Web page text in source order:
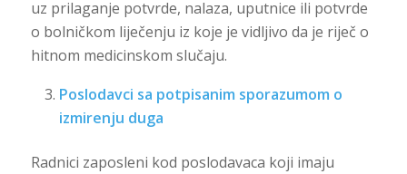
uz prilaganje potvrde, nalaza, uputnice ili potvrde
o bolničkom liječenju iz koje je vidljivo da je riječ o
hitnom medicinskom slučaju.
Poslodavci sa potpisanim sporazumom o
izmirenju duga
Radnici zaposleni kod poslodavaca koji imaju